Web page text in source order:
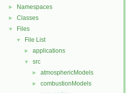
► Namespaces
► Classes
▼ Files
▼ File List
► applications
▼ src
► atmosphericModels
► combustionModels